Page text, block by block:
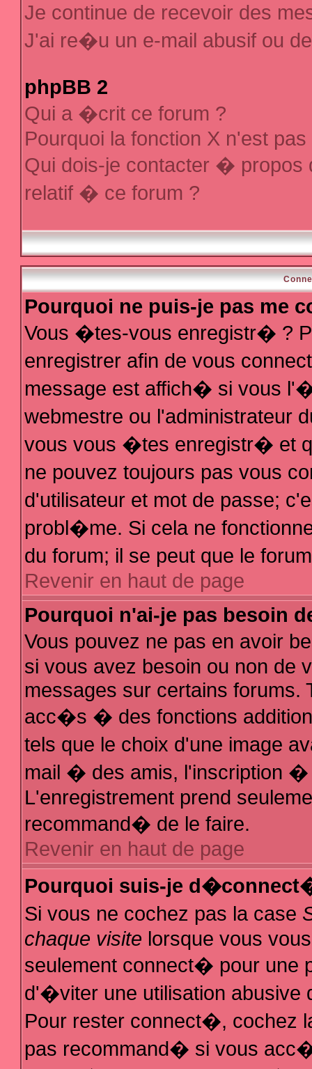
Je continue de recevoir des
J'ai re�u un e-mail abusif ou
phpBB 2
Qui a �crit ce forum ?
Pourquoi la fonction X n'est
Qui dois-je contacter �
relatif � ce forum ?
Pourquoi ne puis-je pas me
Vous �tes-vous enregistr� ?
enregistrer afin de vous
message est affich� si vous
webmestre ou l'administrateur
vous vous �tes enregistr� et
ne pouvez toujours pas vous
d'utilisateur et mot de passe;
probl�me. Si cela ne
du forum; il se peut que le
Revenir en haut de page
Pourquoi n'ai-je pas besoin
Vous pouvez ne pas en avoir
si vous avez besoin ou non de
messages sur certains forums.
acc�s � des fonctions
tels que le choix d'une image
mail � des amis, l'inscription �
L'enregistrement prend
recommand� de le faire.
Revenir en haut de page
Pourquoi suis-je
Si vous ne cochez pas la case
chaque visite lorsque vous
seulement connect� pour
d'�viter une utilisation abusive
Pour rester connect�, cochez
pas recommand� si vous